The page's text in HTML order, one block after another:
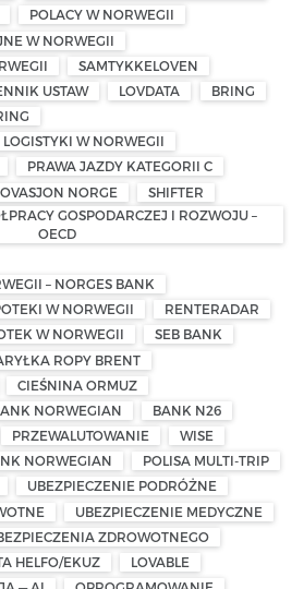
POLACY W NORWEGII
W NORWEGII
SAMTYKKELOVEN
USTAW LOVDATA
BRING
W NORWEGII
PRAWA JAZDY KATEGORII C
NORGE
SHIFTER
GOSPODARCZEJ I ROZWOJU –
OECD
– NORGES BANK
W NORWEGII
RENTERADAR
W NORWEGII
SEB BANK
ROPY BRENT
CIEŚNINA ORMUZ
NORWEGIAN
BANK N26
PRZEWALUTOWANIE
WISE
NORWEGIAN
POLISA MULTI-TRIP
UBEZPIECZENIE PODRÓŻNE
UBEZPIECZENIE MEDYCZNE
ZDROWOTNEGO
HELFO/EKUZ
LOVABLE